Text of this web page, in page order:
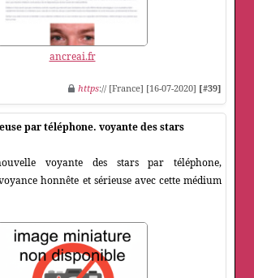
ancreai.fr
https:// [France] [16-07-2020] [#39]
par téléphone. voyante des stars
voyante des stars par téléphone,
honnête et sérieuse avec cette médium